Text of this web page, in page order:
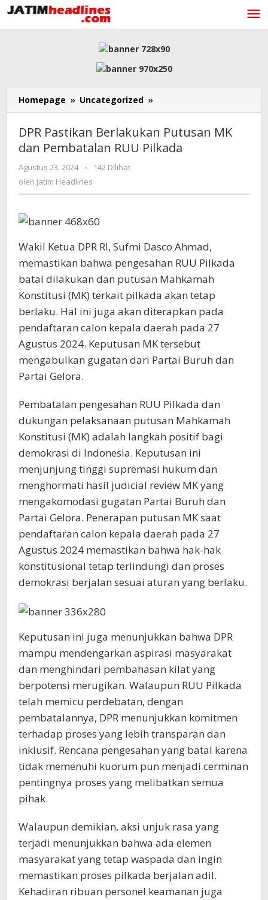
Lewati
ke
konten
Homepage » Uncategorized »
Pastikan
Putusan
MK
DPR Pastikan Berlakukan Putusan MK
dan Pembatalan RUU Pilkada
Agustus 23, 2024
oleh
-
142 Dilihat
oleh Jatim Headlines
Wakil Ketua DPR RI, Sufmi Dasco Ahmad,
memastikan bahwa pengesahan RUU Pilkada
batal dilakukan dan putusan Mahkamah
Konstitusi (MK) terkait pilkada akan tetap
berlaku. Hal ini juga akan diterapkan pada
pendaftaran calon kepala daerah pada 27
Agustus 2024. Keputusan MK tersebut
mengabulkan gugatan dari Partai Buruh dan
Partai Gelora.
Pembatalan pengesahan RUU Pilkada dan
dukungan pelaksanaan putusan Mahkamah
Konstitusi (MK) adalah langkah positif bagi
demokrasi di Indonesia. Keputusan ini
menjunjung tinggi supremasi hukum dan
menghormati hasil judicial review MK yang
mengakomodasi gugatan Partai Buruh dan
Partai Gelora. Penerapan putusan MK saat
pendaftaran calon kepala daerah pada 27
Agustus 2024 memastikan bahwa hak-hak
konstitusional tetap terlindungi dan proses
demokrasi berjalan sesuai aturan yang berlaku.
Keputusan ini juga menunjukkan bahwa DPR
mampu mendengarkan aspirasi masyarakat
dan menghindari pembahasan kilat yang
berpotensi merugikan. Walaupun RUU Pilkada
telah memicu perdebatan, dengan
pembatalannya, DPR menunjukkan komitmen
terhadap proses yang lebih transparan dan
inklusif. Rencana pengesahan yang batal karena
tidak memenuhi kuorum pun menjadi cerminan
pentingnya proses yang melibatkan semua
pihak.
Walaupun demikian, aksi unjuk rasa yang
terjadi menunjukkan bahwa ada elemen
masyarakat yang tetap waspada dan ingin
memastikan proses pilkada berjalan adil.
Kehadiran ribuan personel keamanan juga